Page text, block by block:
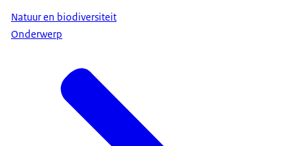
Natuur en biodiversiteit
Onderwerp